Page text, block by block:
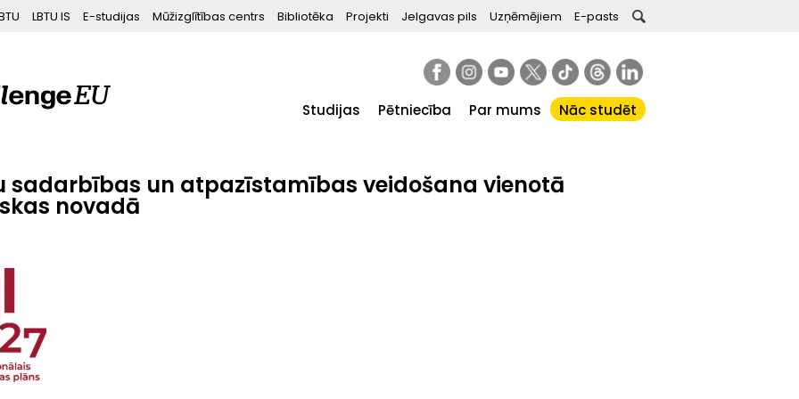
LBTU IS E-studijas Mūžizglītības centrs Bibliotēka Projekti Jelgavas pils Uzņēmējiem E-pasts
Studijas Pētniecība Par mums Nāc studēt
sadarbības un atpazīstamības veidošana vienotā
novadā